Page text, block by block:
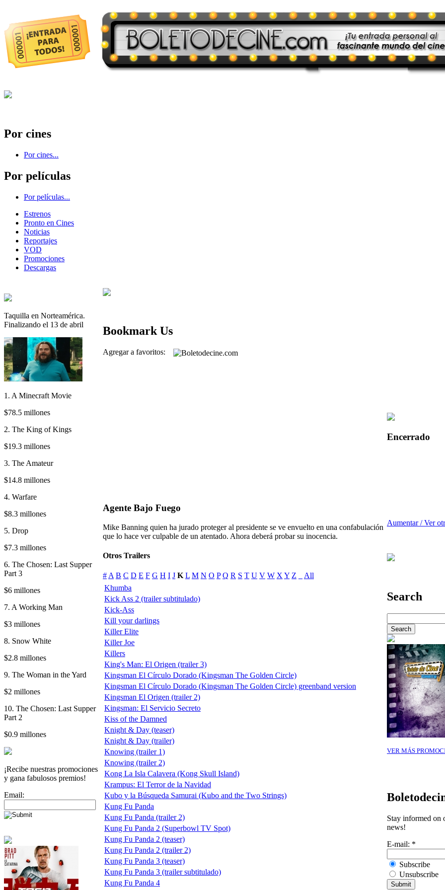
Por cines
Por cines...
Por películas
Por películas...
Estrenos
Pronto en Cines
Noticias
Reportajes
VOD
Promociones
Descargas
Taquilla en Norteamérica.
Finalizando el 13 de abril
1. A Minecraft Movie
$78.5 millones
2. The King of Kings
$19.3 millones
3. The Amateur
$14.8 millones
4. Warfare
$8.3 millones
5. Drop
$7.3 millones
6. The Chosen: Last Supper
Part 3
$6 millones
7. A Working Man
$3 millones
8. Snow White
$2.8 millones
9. The Woman in the Yard
$2 millones
10. The Chosen: Last Supper
Part 2
$0.9 millones
¡Recibe nuestras promociones
y gana fabulosos premios!
Email:
Bookmark Us
Agregar a favoritos:
Agente Bajo Fuego
Mike Banning quien ha jurado proteger al presidente se ve envuelto en una confabulación
que lo hace ver culpable de un atentado. Ahora deberá probar su inocencia.
Otros Trailers
# A B C D E F G H I J K L M N O P Q R S T U V W X Y Z
All
Khumba
Kick Ass 2 (trailer subtitulado)
Kick-Ass
Kill your darlings
Killer Elite
Killer Joe
Killers
King's Man: El Origen (trailer 3)
Kingsman El Círculo Dorado (Kingsman The Golden Circle)
Kingsman El Círculo Dorado (Kingsman The Golden Circle) greenband version
Kingsman El Origen (trailer 2)
Kingsman: El Servicio Secreto
Kiss of the Damned
Knight & Day (teaser)
Knight & Day (trailer)
Knowing (trailer 1)
Knowing (trailer 2)
Kong La Isla Calavera (Kong Skull Island)
Krampus: El Terror de la Navidad
Kubo y la Búsqueda Samurai (Kubo and the Two Strings)
Kung Fu Panda
Kung Fu Panda (trailer 2)
Kung Fu Panda 2 (Superbowl TV Spot)
Kung Fu Panda 2 (teaser)
Kung Fu Panda 2 (trailer 2)
Kung Fu Panda 3 (teaser)
Kung Fu Panda 3 (trailer subtitulado)
Kung Fu Panda 4
Encerrado
Aumentar / Ver
Search
VER MÁS
Stay informed on
news!
E-mail: *
Subscribe
Unsubscribe